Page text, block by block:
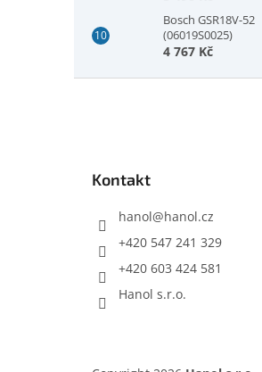
Bosch GSR18V-52
(06019S0025)
4 767 Kč
Kontakt
hanol@hanol.cz
+420 547 241 329
+420 603 424 581
Hanol s.r.o.